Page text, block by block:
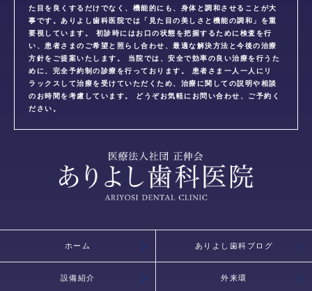
た目を良くするだけでなく、機能的にも、身体と調和させることが大
事です。ありよし歯科医院では「見た目の美しさと機能の調和」を重
要視しています。 初診時にはお口の状態を把握するために検査を行
い、患者さまのご希望と照らし合わせ、最適な解決方法と今後の治療
方針をご提案いたします。 当院では、安全で効率の良い治療を行うた
めに、完全予約制の診療を行っております。 患者さま一人一人にリ
ラックスして治療を受けていただくため、治療に関しての説明や相談
のお時間を考慮しています。 どうぞお気軽にお問い合わせ、ご予約く
ださい。
ホーム ありよし歯科ブログ
設備紹介 外来環